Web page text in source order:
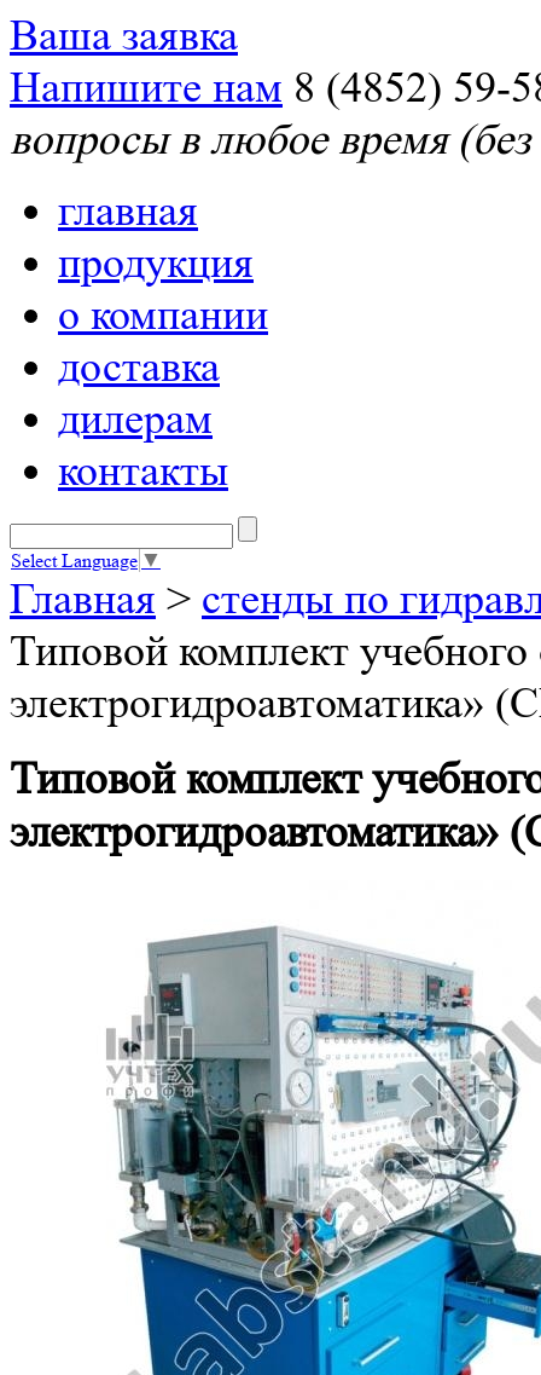
Ваша заявка
Напишите нам 8 (4852) 59-
вопросы в любое время
главная
продукция
о компании
доставка
дилерам
контакты
Select Language ▼
Главная > стенды по
Типовой комплект
Типовой комплект